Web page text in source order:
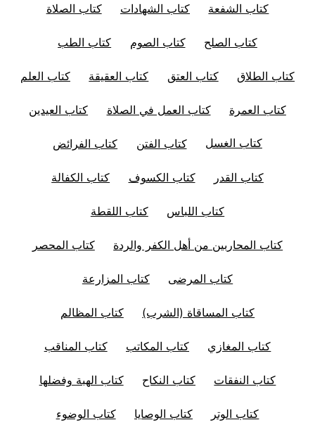
كتاب الشفعة كتاب الشهادات كتاب الصلاة
كتاب الصلح كتاب الصوم كتاب الطب
كتاب الطلاق كتاب العتق كتاب العقيقة كتاب العلم
كتاب العمرة كتاب العمل في الصلاة كتاب العيدين
كتاب الغسل كتاب الفتن كتاب الفرائض
كتاب القدر كتاب الكسوف كتاب الكفالة
كتاب اللباس كتاب اللقطة
كتاب المحاربين من أهل الكفر والردة كتاب المحصر
كتاب المرضى كتاب المزارعة
كتاب المساقاة (الشرب) كتاب المظالم
كتاب المغازي كتاب المكاتب كتاب المناقب
كتاب النفقات كتاب النكاح كتاب الهبة وفضلها
كتاب الوتر كتاب الوصايا كتاب الوضوء